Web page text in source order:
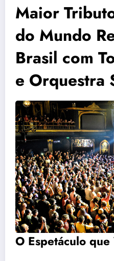
Maior
do Mundo
Brasil com
e Orquestra
O Espetáculo